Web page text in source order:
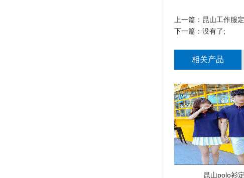
上一篇： 昆山工作服
下一篇：没有了;
相关产品
昆山polo衫